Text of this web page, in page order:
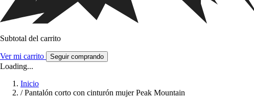
Subtotal del carrito
Ver mi carrito Seguir comprando
Loading...
Inicio
/ Pantalón corto con cinturón mujer Peak Mountain